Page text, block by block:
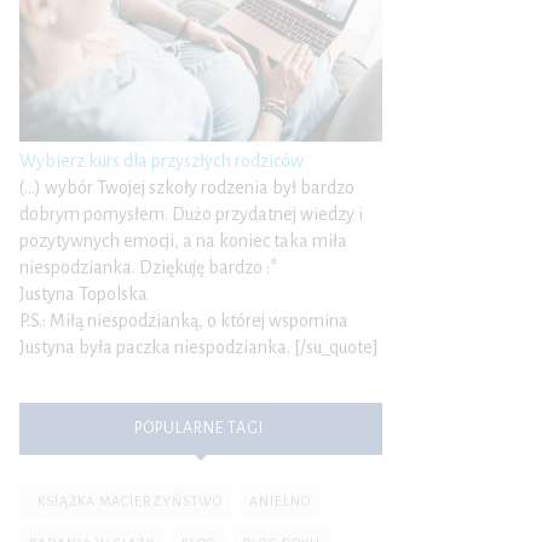
Wybierz kurs dla przyszłych rodziców
(…) wybór Twojej szkoły rodzenia był bardzo
dobrym pomysłem. Dużo przydatnej wiedzy i
pozytywnych emocji, a na koniec taka miła
niespodzianka. Dziękuję bardzo :*
Justyna Topolska
P.S.: Miłą niespodzianką, o której wspomina
Justyna była paczka niespodzianka. [/su_quote]
POPULARNE TAGI:
. KSIĄŻKA MACIERZYŃSTWO ANIELNO